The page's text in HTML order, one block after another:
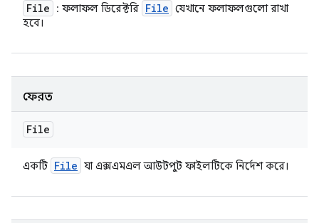
File : ফলাফল ডিরেক্টরি File যেখানে ফলাফলগুলো রাখা
হবে।
ফেরত
File
একটি File যা এক্সএমএল আউটপুট ফাইলটিকে নির্দেশ করে।